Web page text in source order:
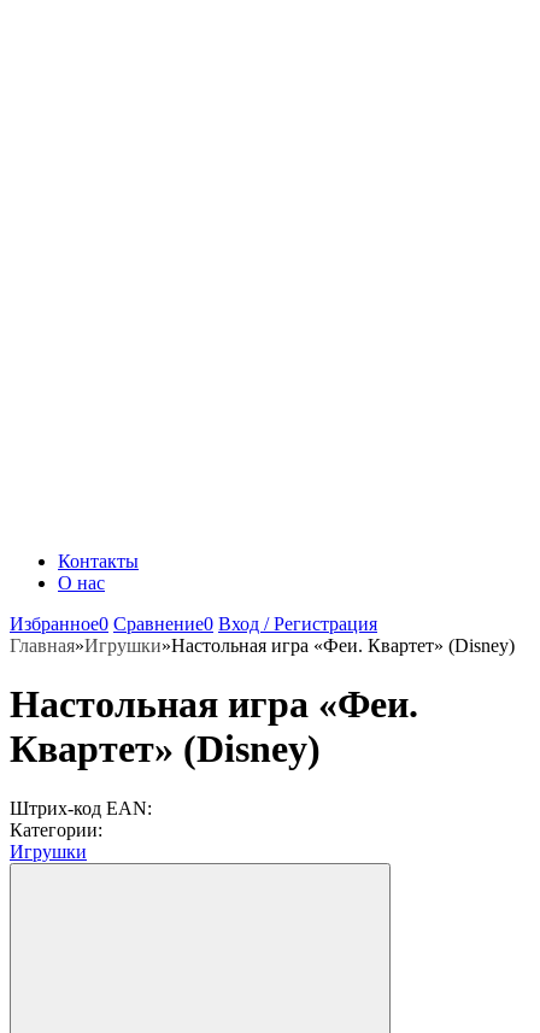
Контакты
О нас
Избранное0 Сравнение0 Вход / Регистрация
Главная»Игрушки»Настольная игра «Феи. Квартет» (Disney)
Настольная игра «Феи.
Квартет» (Disney)
Штрих-код EAN:
Категории:
Игрушки